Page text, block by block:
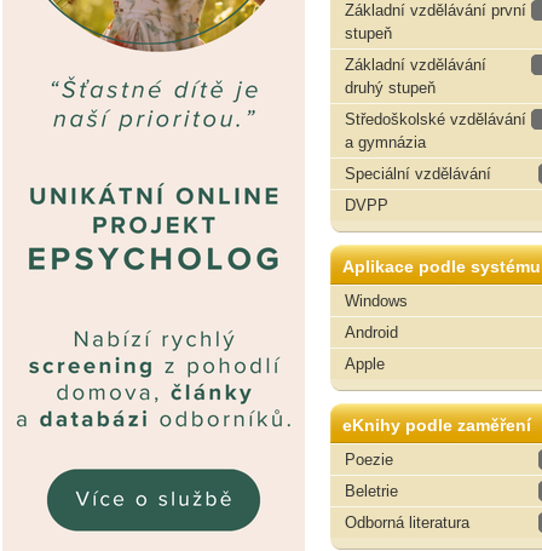
Základní vzdělávání první
stupeň
Základní vzdělávání
druhý stupeň
Středoškolské vzdělávání
a gymnázia
Speciální vzdělávání
DVPP
Aplikace podle systému
Windows
Android
Apple
eKnihy podle zaměření
Poezie
Beletrie
Odborná literatura